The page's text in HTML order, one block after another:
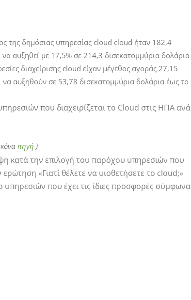
της δημόσιας υπηρεσίας cloud cloud ήταν 182,4
αυξηθεί με 17,5% σε 214,3 δισεκατομμύρια δολάρια
διαχείρισης cloud είχαν μέγεθος αγοράς 27,15
αυξηθούν σε 53,78 δισεκατομμύρια δολάρια έως το
που διαχειρίζεται το Cloud στις ΗΠΑ ανά
πηγή )
κατά την επιλογή του παρόχου υπηρεσιών που
«Γιατί θέλετε να υιοθετήσετε το cloud;»
που έχει τις ίδιες προσφορές σύμφωνα